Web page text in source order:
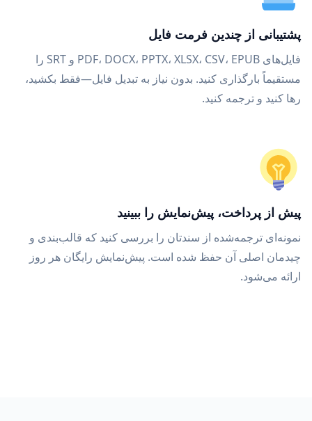
پشتیبانی از چندین فرمت فایل
فایل‌های PDF، DOCX، PPTX، XLSX، CSV، EPUB و SRT را
مستقیماً بارگذاری کنید. بدون نیاز به تبدیل فایل—فقط بکشید،
رها کنید و ترجمه کنید.
پیش از پرداخت، پیش‌نمایش را ببینید
نمونه‌ای ترجمه‌شده از سندتان را بررسی کنید که قالب‌بندی و
چیدمان اصلی آن حفظ شده است. پیش‌نمایش رایگان هر روز
ارائه می‌شود.